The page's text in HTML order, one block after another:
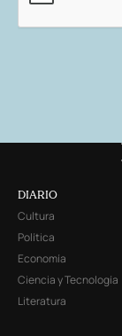
DIARIO
Cultura
Política
Economía
Ciencia y Tecnología
Literatura